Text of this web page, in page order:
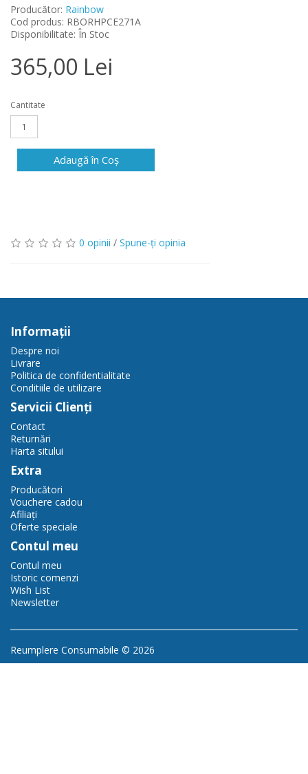
Producător: Rainbow
Cod produs: RBORHPCE271A
Disponibilitate: În Stoc
365,00 Lei
Cantitate
Adaugă în Coş
0 opinii / Spune-ţi opinia
Informaţii
Despre noi
Livrare
Politica de confidentialitate
Conditiile de utilizare
Servicii Clienţi
Contact
Returnări
Harta sitului
Extra
Producători
Vouchere cadou
Afiliaţi
Oferte speciale
Contul meu
Contul meu
Istoric comenzi
Wish List
Newsletter
Reumplere Consumabile © 2026